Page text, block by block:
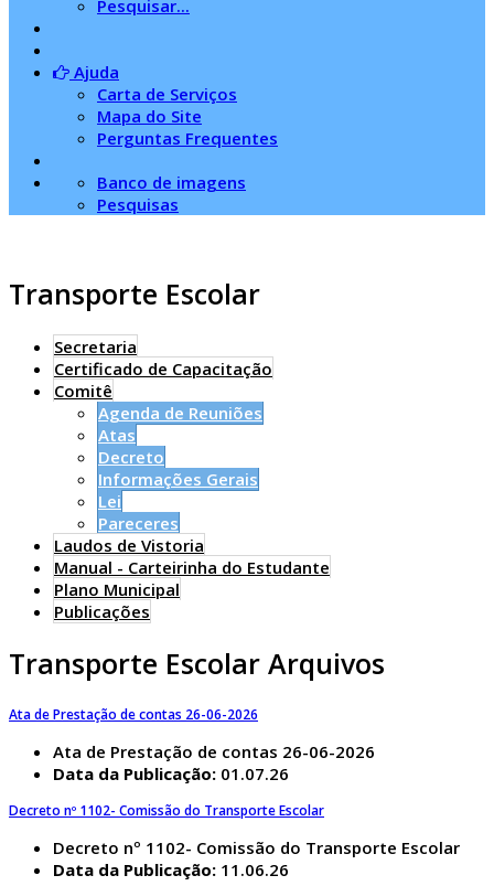
Pesquisar...
Ajuda
Carta de Serviços
Mapa do Site
Perguntas Frequentes
Banco de imagens
Pesquisas
Transporte Escolar
Secretaria
Certificado de Capacitação
Comitê
Agenda de Reuniões
Atas
Decreto
Informações Gerais
Lei
Pareceres
Laudos de Vistoria
Manual - Carteirinha do Estudante
Plano Municipal
Publicações
Transporte Escolar Arquivos
Ata de Prestação de contas 26-06-2026
Ata de Prestação de contas 26-06-2026
Data da Publicação: 01.07.26
Decreto nº 1102- Comissão do Transporte Escolar
Decreto nº 1102- Comissão do Transporte Escolar
Data da Publicação: 11.06.26